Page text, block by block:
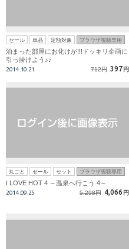
セール 単品 定額対象 ブラウザ視聴専用
泊まった部屋にお化けが!!!ドッキリ企画に
引っ掛けよう♪♪
2014.10.21 712円 397 円
丸ごと セール セット ブラウザ視聴専用
I LOVE HOT 4 ～温泉へ行こう 4～
2014.09.25 5,298円 4,066 円